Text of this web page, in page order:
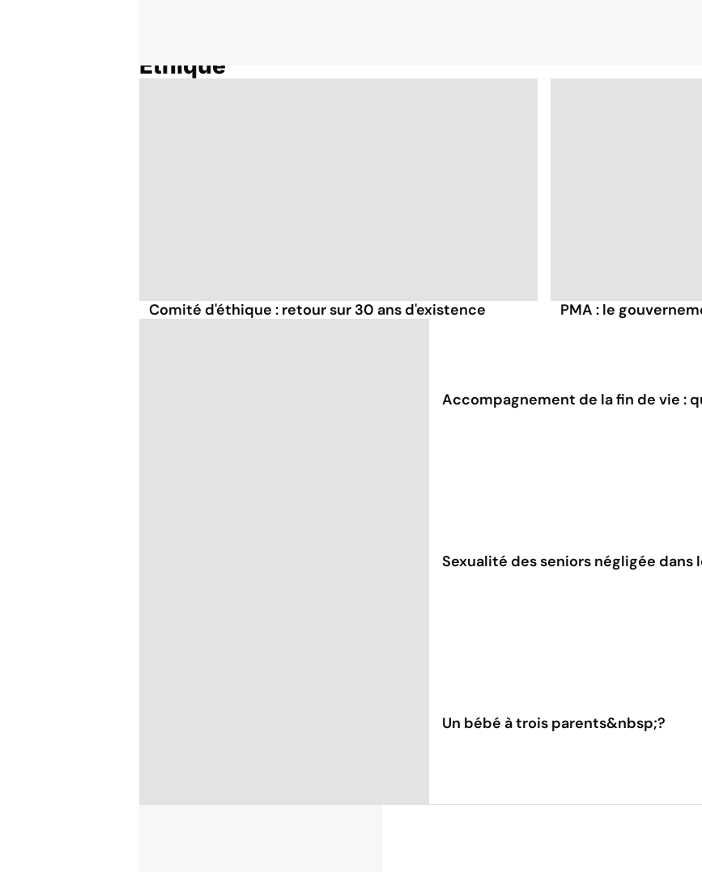
Ethique
Comité d'éthique : retour sur 30 ans d'existence PMA : le
Accompagnement de la fin de vie :
Sexualité des seniors négligée dans
Un bébé à trois parents&nbsp;?